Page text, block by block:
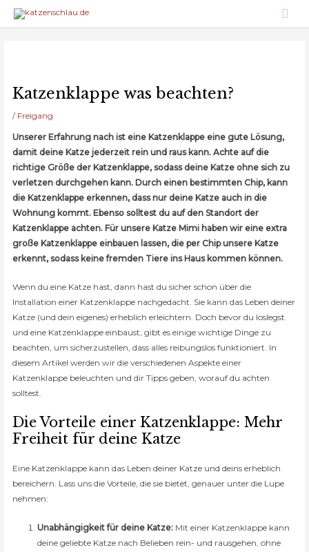
Zum
Inhalt
Katzenklappe was beachten?
/ Freigang
Unserer Erfahrung nach ist eine Katzenklappe eine gute Lösung,
damit deine Katze jederzeit rein und raus kann. Achte auf die
richtige Größe der Katzenklappe, sodass deine Katze ohne sich zu
verletzen durchgehen kann. Durch einen bestimmten Chip, kann
die Katzenklappe erkennen, dass nur deine Katze auch in die
Wohnung kommt. Ebenso solltest du auf den Standort der
Katzenklappe achten. Für unsere Katze Mimi haben wir eine extra
große Katzenklappe einbauen lassen, die per Chip unsere Katze
erkennt, sodass keine fremden Tiere ins Haus kommen können.
Wenn du eine Katze hast, dann hast du sicher schon über die
Installation einer Katzenklappe nachgedacht. Sie kann das Leben deiner
Katze (und dein eigenes) erheblich erleichtern. Doch bevor du loslegst
und eine Katzenklappe einbaust, gibt es einige wichtige Dinge zu
beachten, um sicherzustellen, dass alles reibungslos funktioniert. In
diesem Artikel werden wir die verschiedenen Aspekte einer
Katzenklappe beleuchten und dir Tipps geben, worauf du achten
solltest.
Die Vorteile einer Katzenklappe: Mehr
Freiheit für deine Katze
Eine Katzenklappe kann das Leben deiner Katze und deins erheblich
bereichern. Lass uns die Vorteile, die sie bietet, genauer unter die Lupe
nehmen:
Unabhängigkeit für deine Katze: Mit einer Katzenklappe kann
deine geliebte Katze nach Belieben rein- und rausgehen, ohne